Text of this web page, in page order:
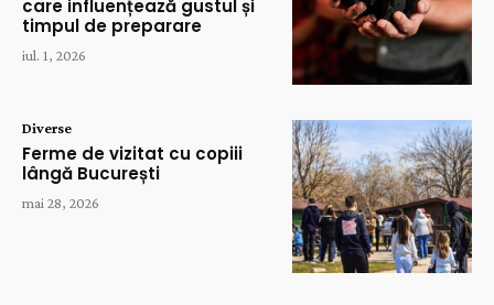
care influențează gustul și
timpul de preparare
iul. 1, 2026
Diverse
Ferme de vizitat cu copiii
lângă București
mai 28, 2026